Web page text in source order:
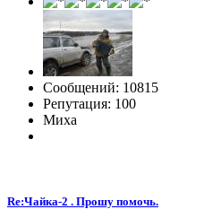
Сообщений: 10815
Репутация: 100
Миха
Re:Чайка-2 . Прошу помочь.